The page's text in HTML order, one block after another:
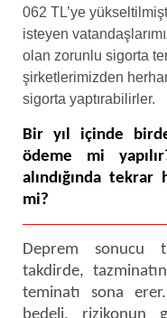
062 TL’ye
isteyen
olan zorunlu sigorta
şirketlerimizden
sigorta yaptırabilirler.
Bir yıl içinde
ödeme mi
alındığında
mi?
Deprem sonucu
takdirde,
teminatı sona